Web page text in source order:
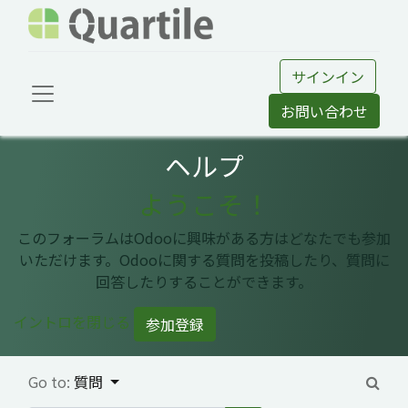
サインイン
お問い合わせ
ヘルプ
ようこそ！
このフォーラムはOdooに興味がある方はどなたでも参加
いただけます。Odooに関する質問を投稿したり、質問に
回答したりすることができます。
イントロを閉じる
参加登録
Go to: 質問